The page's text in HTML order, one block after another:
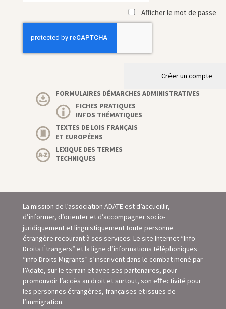
Afficher le mot de passe
Créer un compte
FORMULAIRES DÉMARCHES ADMINISTRATIVES
FICHES PRATIQUES
INFOS THÉMATIQUES
TEXTES DE LOIS FRANÇAIS
ET EUROPÉENS
LEXIQUE DES TERMES
TECHNIQUES
La mission de l’association ADATE est d’accueillir,
d’informer, d’orienter et d’accompagner socio-
juridiquement et linguistiquement toute personne
étrangère recourant à ses services. Le site Internet “Info
Droits Étrangers” et la ligne d’informations téléphoniques
“info Droits Migrants” s’inscrivent dans le combat mené par
l’Adate, sur le terrain et avec ses partenaires, pour
promouvoir l’accès au droit et surtout, son eﬀectivité pour
les personnes étrangères, françaises et issues de
l’immigration.